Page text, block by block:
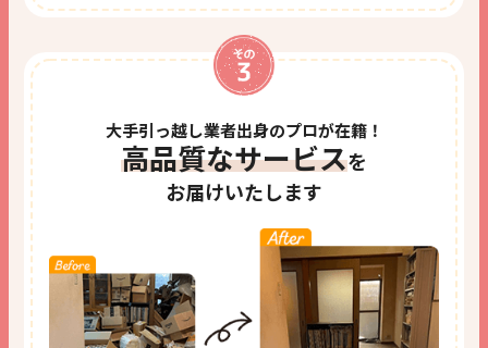
大手引っ越し業者出身のプロが在籍！
高品質なサービスを
お届けいたします